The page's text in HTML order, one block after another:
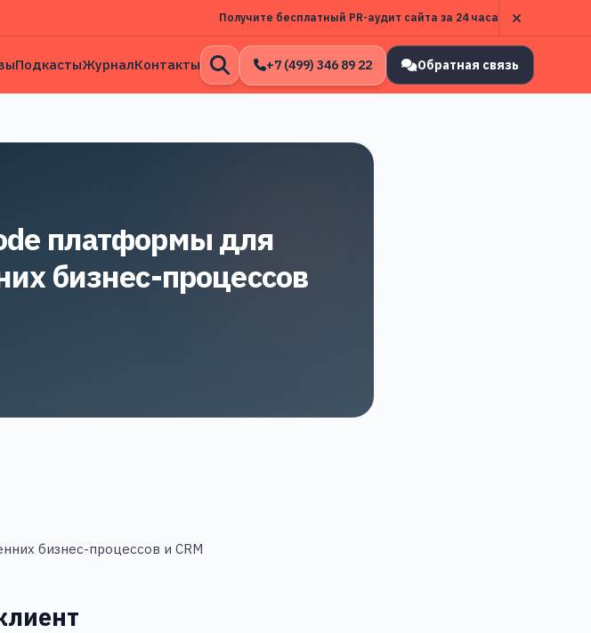
Получите бесплатный PR-аудит сайта за 24 часа
ПодкастыЖурналКонтакты
Открыть
поиск
+7 (499) 346 89 22 Обратная связь
платформы для
бизнес-процессов
бизнес-процессов и CRM